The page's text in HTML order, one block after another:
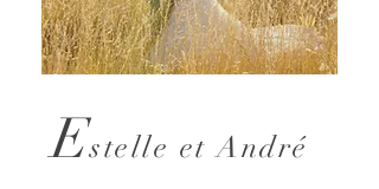
Estelle et André